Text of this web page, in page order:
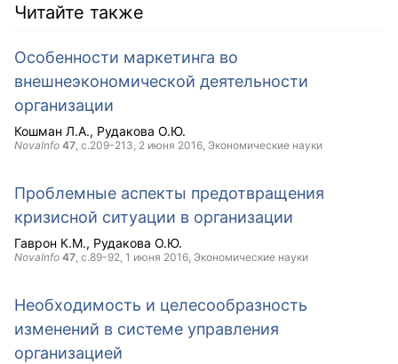
Читайте также
Особенности маркетинга во
внешнеэкономической деятельности
организации
Кошман Л.А. Рудакова О.Ю.
NovaInfo 47, с.209-213, 2 июня 2016, Экономические науки
Проблемные аспекты предотвращения
кризисной ситуации в организации
Гаврон К.М. Рудакова О.Ю.
NovaInfo 47, с.89-92, 1 июня 2016, Экономические науки
Необходимость и целесообразность
изменений в системе управления
организацией